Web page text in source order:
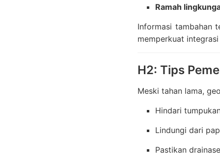
Ramah
Informasi tambahan
memperkuat
H2: Tips
Meski tahan lama,
Hindari
Lindungi dari
Pastikan